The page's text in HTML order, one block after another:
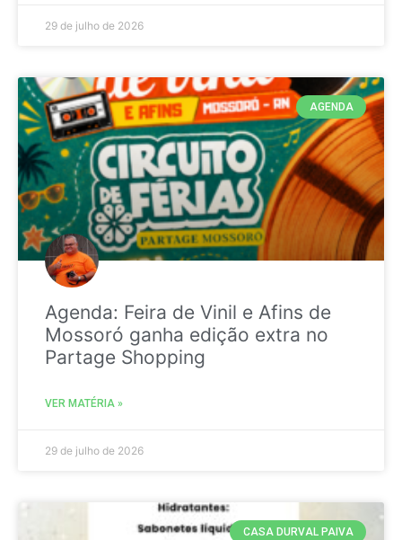
29 de julho de 2026
AGENDA
Agenda: Feira de Vinil e Afins de
Mossoró ganha edição extra no
Partage Shopping
VER MATÉRIA »
29 de julho de 2026
CASA DURVAL PAIVA